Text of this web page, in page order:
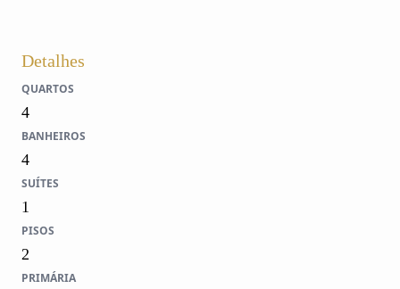
Detalhes
QUARTOS
4
BANHEIROS
4
SUÍTES
1
PISOS
2
PRIMÁRIA